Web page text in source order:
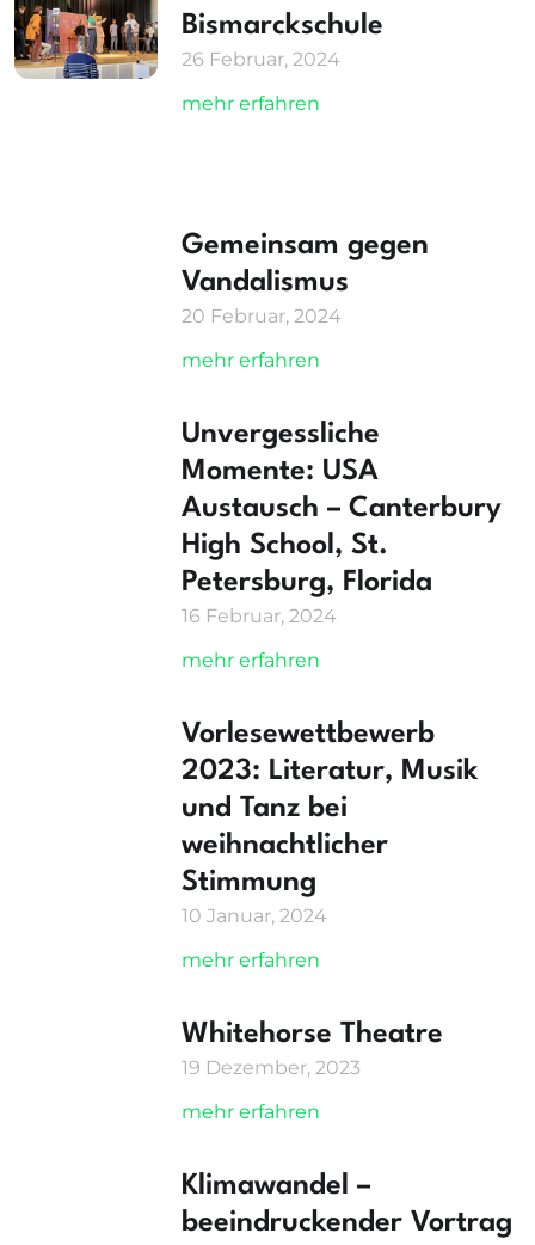
Bismarckschule
26 Februar, 2024
mehr erfahren
Gemeinsam gegen
Vandalismus
20 Februar, 2024
mehr erfahren
Unvergessliche
Momente: USA
Austausch – Canterbury
High School, St.
Petersburg, Florida
16 Februar, 2024
mehr erfahren
Vorlesewettbewerb
2023: Literatur, Musik
und Tanz bei
weihnachtlicher
Stimmung
10 Januar, 2024
mehr erfahren
Whitehorse Theatre
19 Dezember, 2023
mehr erfahren
Klimawandel –
beeindruckender Vortrag